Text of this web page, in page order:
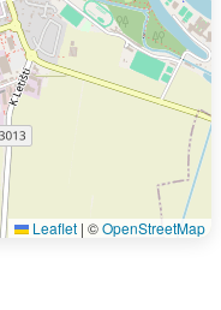
Leaflet | ©OpenStreetMap